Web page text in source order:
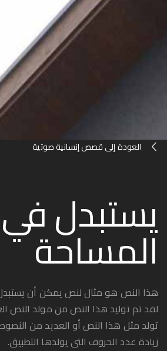
العودة إلى قصص إنسانية صوتية
يستبدل
المساحة
هذا النص هو مثال لنص يمكن أن
لقد تم توليد هذا النص من مولد النص
تولد مثل هذا النص أو العديد من
زيادة عدد الحروف التى يولدها التطبيق.